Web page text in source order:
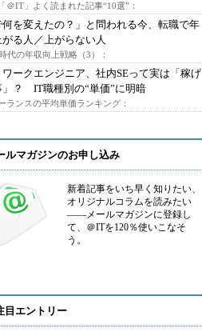
＠IT」よく読まれた記事“10選”：
何を変えたの？」と問われる今、転職で年
がる人／上がらない人
代の年収向上戦略（3）：
ワークエンジニア、社内SEって実は「稼げ
」？ IT職種別の“単価”に明暗
ランスの平均単価ランキング：
ルマガジンのお申し込み
新着記事をいち早く知りたい、
オリジナルコラムを読みたい
――メールマガジンに登録し
て、＠ITを120％使いこなそ
う。
目エントリー